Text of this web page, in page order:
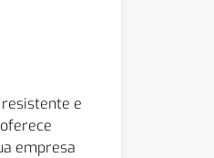
e
empresa